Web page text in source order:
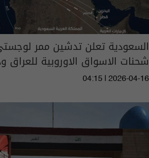
السعودية تعلن تدشين ممر
شحنات الاسواق الاوروبية للعراق
04:15 | 2026-04-16